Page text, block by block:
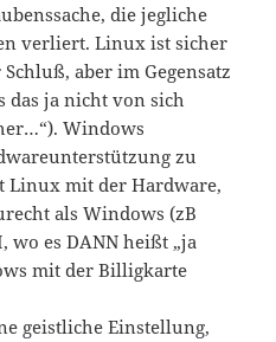
die jegliche
verliert. Linux ist sicher
aber im Gegensatz
das ja nicht von sich
Windows
zu
Linux mit der Hardware,
als Windows (zB
wo es DANN heißt „ja
mit der Billigkarte
geistliche Einstellung,